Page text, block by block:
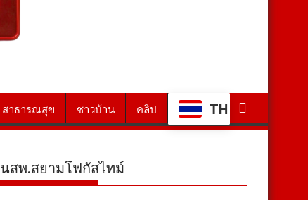
สาธารณสุข ชาวบ้าน คลิป TH
นสพ.สยามโฟกัสไทม์